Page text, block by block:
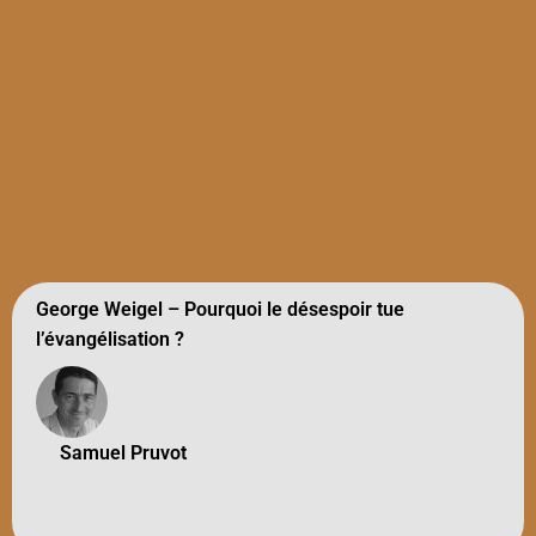
George Weigel – Pourquoi le désespoir tue
l’évangélisation ?
Samuel Pruvot